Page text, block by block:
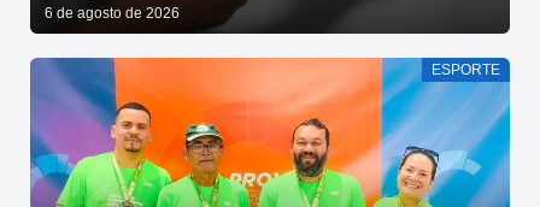
6 de agosto de 2026
ESPORTE